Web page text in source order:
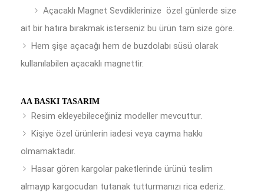
Açacaklı Magnet Sevdiklerinize özel günlerde size
ait bir hatıra bırakmak isterseniz bu ürün tam size göre.
Hem şişe açacağı hem de buzdolabı süsü olarak
kullanılabilen açacaklı magnettir.
AA BASKI TASARIM
Resim ekleyebileceğiniz modeller mevcuttur.
Kişiye özel ürünlerin iadesi veya cayma hakkı
olmamaktadır.
Hasar gören kargolar paketlerinde ürünü teslim
almayıp kargocudan tutanak tutturmanızı rica ederiz.